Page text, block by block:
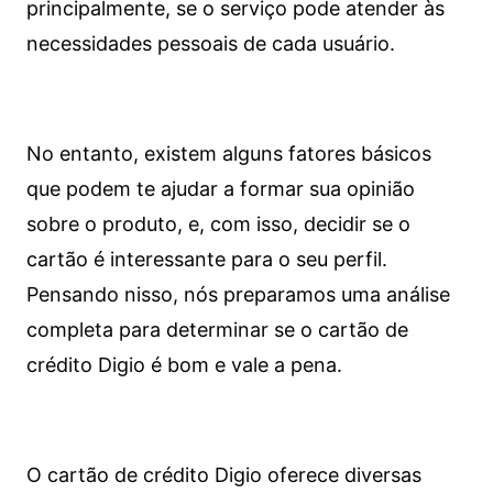
principalmente, se o serviço pode atender às
necessidades pessoais de cada usuário.
No entanto, existem alguns fatores básicos
que podem te ajudar a formar sua opinião
sobre o produto, e, com isso, decidir se o
cartão é interessante para o seu perfil.
Pensando nisso, nós preparamos uma análise
completa para determinar se o cartão de
crédito Digio é bom e vale a pena.
O cartão de crédito Digio oferece diversas